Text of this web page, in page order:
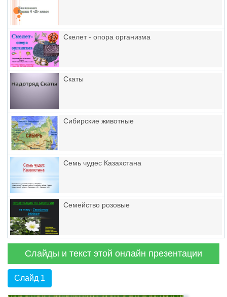
Скелет - опора организма
Скаты
Сибирские животные
Семь чудес Казахстана
Семейство розовые
Слайды и текст этой онлайн презентации
Слайд 1